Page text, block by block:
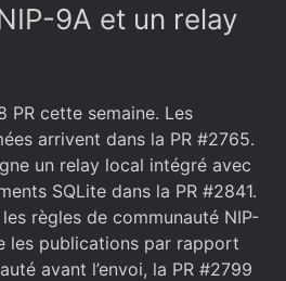
9A et un relay
PR cette semaine. Les
arrivent dans la PR #2765.
un relay local intégré avec
SQLite dans la PR #2841.
règles de communauté NIP-
les publications par rapport
avant l’envoi, la PR #2799